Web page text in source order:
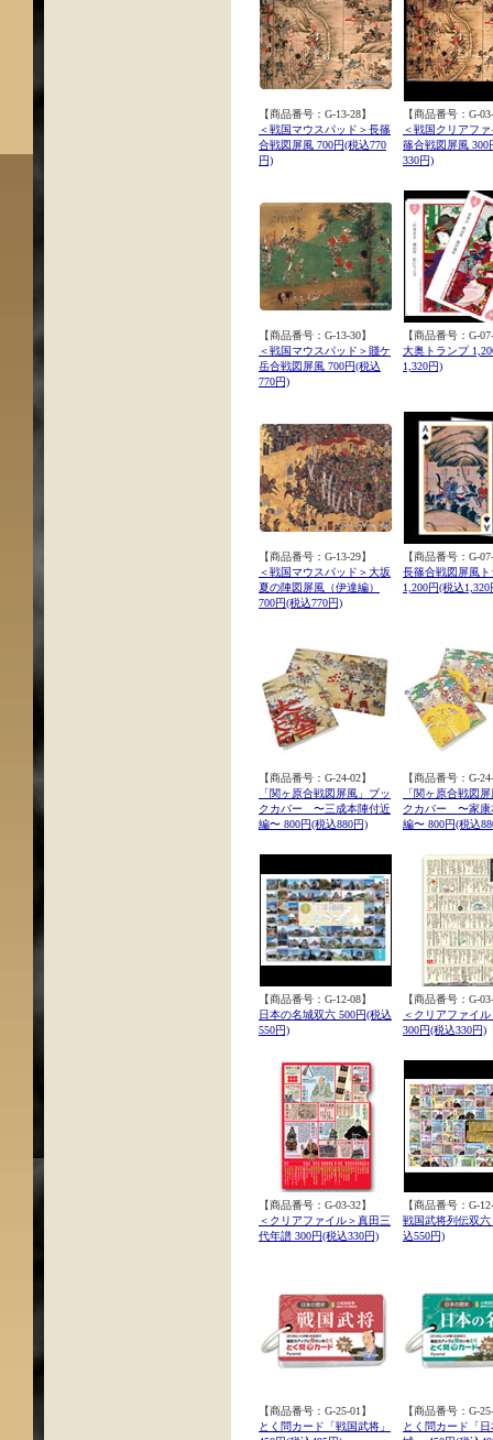
【商品番号：G-13-28】
＜戦国マウスパッド＞長篠
合戦図屏風 700円(税込770
円)
【商品番号：G-
＜戦国クリアフ
篠合戦図屏風 300
330円)
【商品番号：G-13-30】
＜戦国マウスパッド＞賤ケ
岳合戦図屏風 700円(税込
770円)
【商品番号：G-
大奥トランプ
1,320円)
【商品番号：G-13-29】
＜戦国マウスパッド＞大坂
夏の陣図屏風（伊達編）
700円(税込770円)
【商品番号：G-
長篠合戦図屏風ト
1,200円(税込1,320
【商品番号：G-24-02】
「関ヶ原合戦図屏風」ブッ
クカバー 〜三成本陣付近
編〜 800円(税込880円)
【商品番号：G-
「関ヶ原合戦図
クカバー 〜家康
編〜 800円(税込
【商品番号：G-12-08】
日本の名城双六 500円(税込
550円)
【商品番号：G-
＜クリアファイ
300円(税込330円)
【商品番号：G-03-32】
＜クリアファイル＞真田三
代年譜 300円(税込330円)
【商品番号：G-
戦国武将列伝双六
込550円)
【商品番号：G-25-01】
とく問カード「戦国武将」
【商品番号：G-
とく問カード「